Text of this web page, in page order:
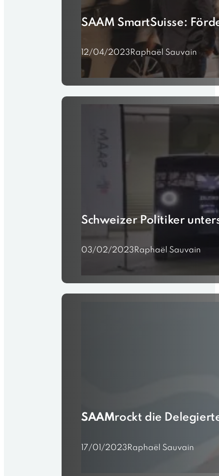
SAAM SmartSuisse:
12/04/2023 Raphaël Sauvain
Schweizer Politiker
03/02/2023 Raphaël Sauvain
SAAMrockt die
17/01/2023 Raphaël Sauvain